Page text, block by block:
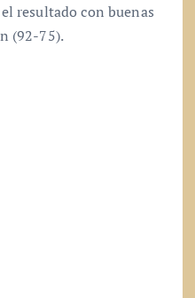
resultado con buenas
(92-75).